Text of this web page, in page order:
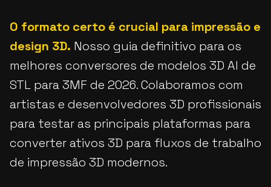
O formato certo é crucial para impressão e
design 3D. Nosso guia definitivo para os
melhores conversores de modelos 3D AI de
STL para 3MF de 2026. Colaboramos com
artistas e desenvolvedores 3D profissionais
para testar as principais plataformas para
converter ativos 3D para fluxos de trabalho
de impressão 3D modernos.